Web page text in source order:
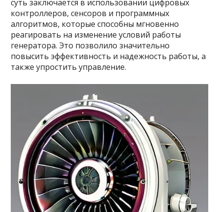
суть заключается в использовании цифровых
контроллеров, сенсоров и программных
алгоритмов, которые способны мгновенно
реагировать на изменение условий работы
генератора. Это позволило значительно
повысить эффективность и надежность работы, а
также упростить управление.